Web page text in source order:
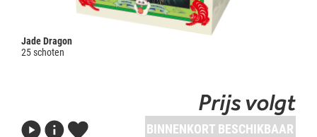
Jade Dragon
25 schoten
Prijs volgt
BINNENKORT BESCHIKBAAR